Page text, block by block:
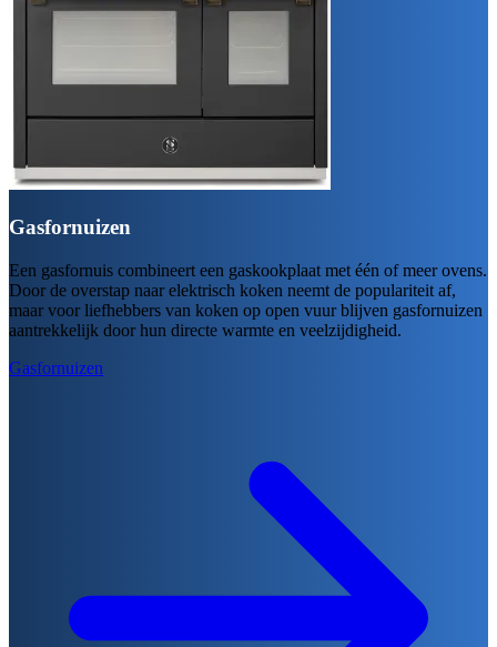
Gasfornuizen
Een gasfornuis combineert een gaskookplaat met één of meer ovens.
Door de overstap naar elektrisch koken neemt de populariteit af,
maar voor liefhebbers van koken op open vuur blijven gasfornuizen
aantrekkelijk door hun directe warmte en veelzijdigheid.
Gasfornuizen